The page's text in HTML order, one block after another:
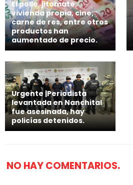
El pollo, jitomate,
vivienda propia, cine,
carne de res, entre otros
productos han
aumentado de precio.
Urgente |Periodista
levantada en Nanchital
fue asesinada, hay
policías detenidos.
NO HAY COMENTARIOS.